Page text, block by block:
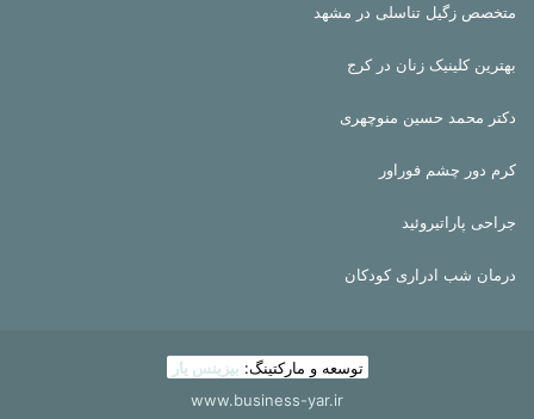
متخصص زگیل تناسلی در مشهد
بهترین کلینیک زنان در کرج
دکتر محمد حسین منوچهری
کرم دور چشم فوراور
جراحی پاراتیروئید
درمان شب ادراری کودکان
توسعه و مارکتینگ: بیزینس یار
www.business-yar.ir